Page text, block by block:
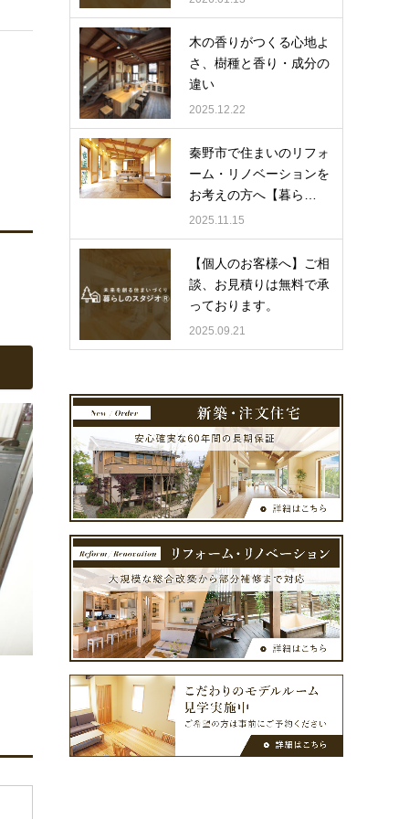
木の香りがつくる心地よ
さ、樹種と香り・成分の
違い
2025.12.22
秦野市で住まいのリフォ
ーム・リノベーションを
お考えの方へ【暮ら…
2025.11.15
【個人のお客様へ】ご相
談、お見積りは無料で承
っております。
2025.09.21